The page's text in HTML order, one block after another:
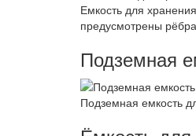
Емкость для
предусмотрены
Подземная
Подземная емкость